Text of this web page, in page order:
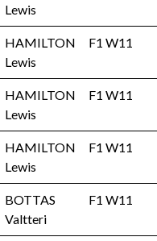
Lewis
HAMILTON
Lewis
F1 W11
HAMILTON
Lewis
F1 W11
HAMILTON
Lewis
F1 W11
BOTTAS
Valtteri
F1 W11